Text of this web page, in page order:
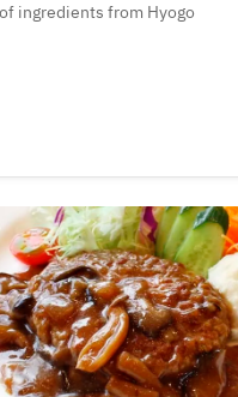
ingredients from Hyogo